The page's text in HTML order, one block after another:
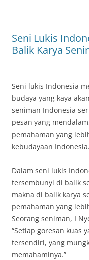
Seni Lukis
Balik Karya
Seni lukis Indonesia
budaya yang kaya
seniman Indonesia
pesan yang
pemahaman yang
kebudayaan Indonesia.
Dalam seni lukis
tersembunyi di balik
makna di balik karya
pemahaman yang
Seorang seniman, I
“Setiap goresan kuas
tersendiri, yang
memahaminya.”